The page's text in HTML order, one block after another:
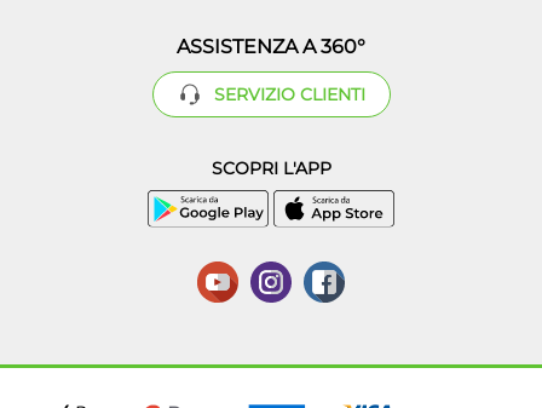
ASSISTENZA A 360°
SERVIZIO CLIENTI
SCOPRI L'APP